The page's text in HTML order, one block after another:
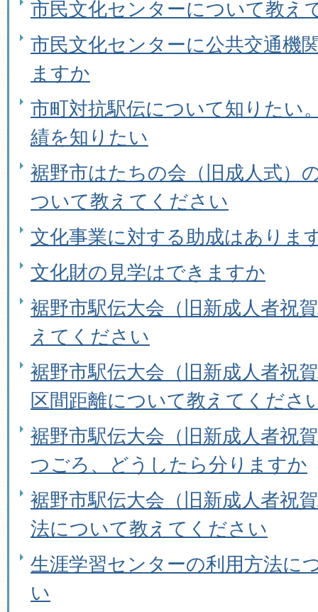
市民文化センターについて教え
市民文化センターに公共交通機
ますか
市町対抗駅伝について知りたい
績を知りたい
裾野市はたちの会（旧成人式）
ついて教えてください
文化事業に対する助成はありま
文化財の見学はできますか
裾野市駅伝大会（旧新成人者祝
えてください
裾野市駅伝大会（旧新成人者祝
区間距離について教えてくださ
裾野市駅伝大会（旧新成人者祝
つごろ、どうしたら分りますか
裾野市駅伝大会（旧新成人者祝
法について教えてください
生涯学習センターの利用方法に
い